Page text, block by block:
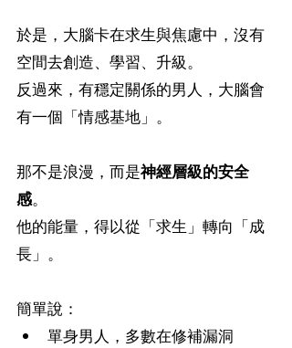
於是，大腦卡在求生與焦慮中，沒有
空間去創造、學習、升級。
反過來，有穩定關係的男人，大腦會
有一個「情感基地」。
那不是浪漫，而是神經層級的安全
感。
他的能量，得以從「求生」轉向「成
長」。
簡單說：
單身男人，多數在修補漏洞